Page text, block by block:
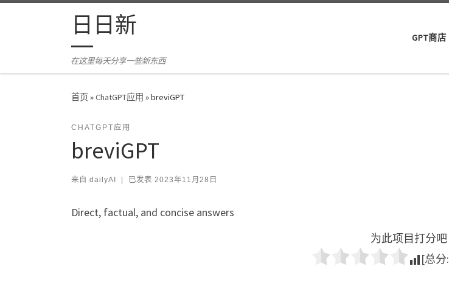
Skip to content日日新
在这里每天分享一些新东西
GPT商店
首页»ChatGPT应用 »breviGPT
CHATGPT应用
breviGPT
来自 dailyAI 已发表 2023年11月28日
Direct, factual, and concise answers
为此项目打分吧
[总分: